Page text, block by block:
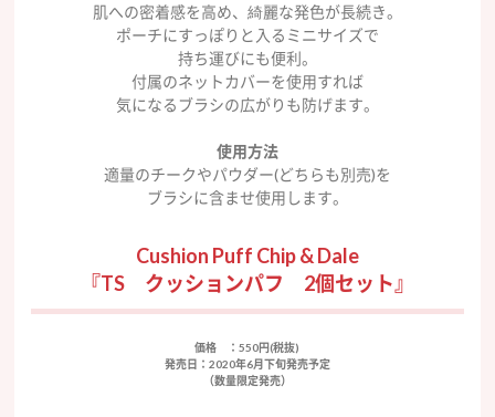
肌への密着感を高め、綺麗な発色が長続き。
ポーチにすっぽりと入るミニサイズで
持ち運びにも便利。
付属のネットカバーを使用すれば
気になるブラシの広がりも防げます。
使用方法
適量のチークやパウダー(どちらも別売)を
ブラシに含ませ使用します。
Cushion Puff Chip & Dale
『TS クッションパフ 2個セット』
価格
：550円(税抜)
発売日 ：2020年6月下旬発売予定
（数量限定発売）